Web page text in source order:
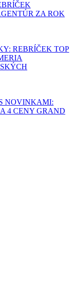
ZA ROK
REBRÍČEK TOP
NOVINKAMI:
4 CENY GRAND